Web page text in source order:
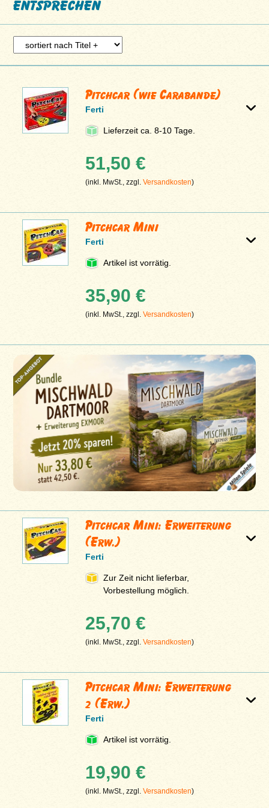
entsprechen
Pitchcar (wie Carabande)
Ferti
Lieferzeit ca. 8-10 Tage.
51,50 €
(inkl. MwSt., zzgl.Versandkosten)
Pitchcar Mini
Ferti
Artikel ist vorrätig.
35,90 €
(inkl. MwSt., zzgl.Versandkosten)
Pitchcar Mini: Erweiterung
(Erw.)
Ferti
Zur Zeit nicht lieferbar,
Vorbestellung möglich.
25,70 €
(inkl. MwSt., zzgl.Versandkosten)
Pitchcar Mini: Erweiterung
2 (Erw.)
Ferti
Artikel ist vorrätig.
19,90 €
(inkl. MwSt., zzgl.Versandkosten)